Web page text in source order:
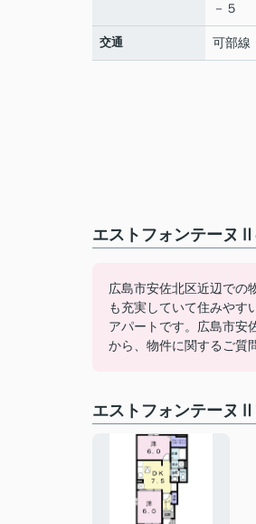
－５
交通 可部線
エストフォンテーヌ
広島市安佐北区近辺での
も充実していて住みやす
アパートです。広島市安
から、物件に関するご質
エストフォンテーヌ